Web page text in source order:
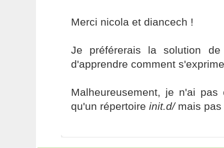
Merci nicola et diancech !
Je préférerais la solution
d'apprendre comment
Malheureusement, je n'ai
qu'un répertoire init.d/mais